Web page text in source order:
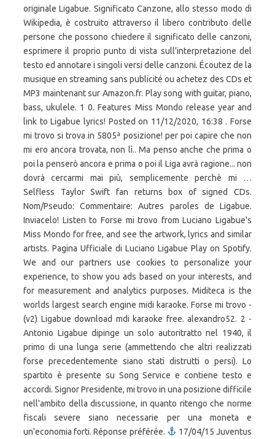
originale Ligabue. Significato Canzone, allo stesso modo di
Wikipedia, è costruito attraverso il libero contributo delle
persone che possono chiedere il significato delle canzoni,
esprimere il proprio punto di vista sull'interpretazione del
testo ed annotare i singoli versi delle canzoni. Écoutez de la
musique en streaming sans publicité ou achetez des CDs et
MP3 maintenant sur Amazon.fr. Play song with guitar, piano,
bass, ukulele. 1 0. Features Miss Mondo release year and
link to Ligabue lyrics! Posted on 11/12/2020, 16:38 . Forse
mi trovo si trova in 5805ª posizione! per poi capire che non
mi ero ancora trovata, non lì.. Ma penso anche che prima o
poi la penserò ancora e prima o poi il Liga avrà ragione... non
dovrà cercarmi mai più, semplicemente perchè mi …
Selfless Taylor Swift fan returns box of signed CDs.
Nom/Pseudo: Commentaire: Autres paroles de Ligabue.
Inviacelo! Listen to Forse mi trovo from Luciano Ligabue's
Miss Mondo for free, and see the artwork, lyrics and similar
artists. Pagina Ufficiale di Luciano Ligabue Play on Spotify.
We and our partners use cookies to personalize your
experience, to show you ads based on your interests, and
for measurement and analytics purposes. Miditeca is the
worlds largest search engine midi karaoke. Forse mi trovo -
(v2) Ligabue download mdi karaoke free. alexandro52. 2 -
Antonio Ligabue dipinge un solo autoritratto nel 1940, il
primo di una lunga serie (ammettendo che altri realizzati
forse precedentemente siano stati distrutti o persi). Lo
spartito è presente su Song Service e contiene testo e
accordi. Signor Presidente, mi trovo in una posizione difficile
nell'ambito della discussione, in quanto ritengo che norme
fiscali severe siano necessarie per una moneta e
un'economia forti. Réponse préférée.
17/04/15 Juventus